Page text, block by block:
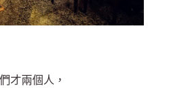
才兩個人，